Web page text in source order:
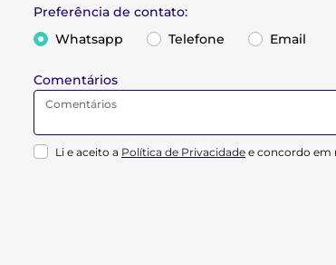
Preferência de contato:
Whatsapp
Telefone Email
Comentários
Li e aceito a Política de Privacidade e concordo em